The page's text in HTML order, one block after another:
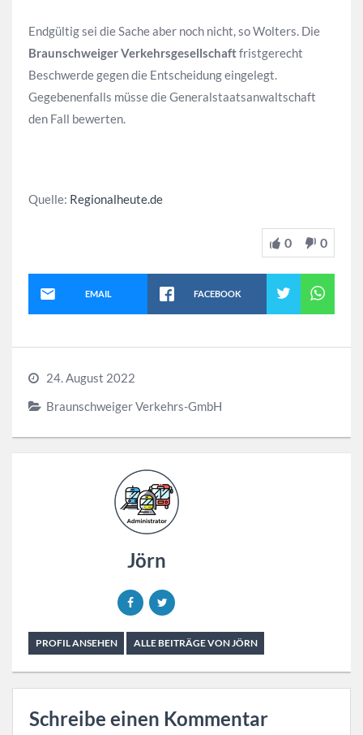
Endgültig sei die Sache aber noch nicht, so Wolters. Die
Braunschweiger Verkehrsgesellschaftfristgerecht
Beschwerde gegen die Entscheidung eingelegt.
Gegebenenfalls müsse die Generalstaatsanwaltschaft
den Fall bewerten.
Quelle: Regionalheute.de
0 0
EMAIL FACEBOOK
24. August 2022
Braunschweiger Verkehrs-GmbH
Jörn
PROFIL ANSEHEN ALLE BEITRÄGE VON JÖRN
Schreibe einen Kommentar